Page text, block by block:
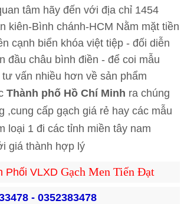
tâm hãy đến với địa chỉ 1454
kiên-Bình chánh-HCM Nằm mặt tiền
cạnh biển khóa việt tiệp - đối diễn
đầu châu bình điền - để coi mẫu
vấn nhiều hơn về sản phẩm
Thành phố Hồ Chí Minh ra chúng
,cung cấp gạch giá rẻ hay các mẫu
loại 1 đi các tỉnh miền tây nam
giá thành hợp lý
Phối VLXD Gạch Men Tiến Đạt
- 0352383478